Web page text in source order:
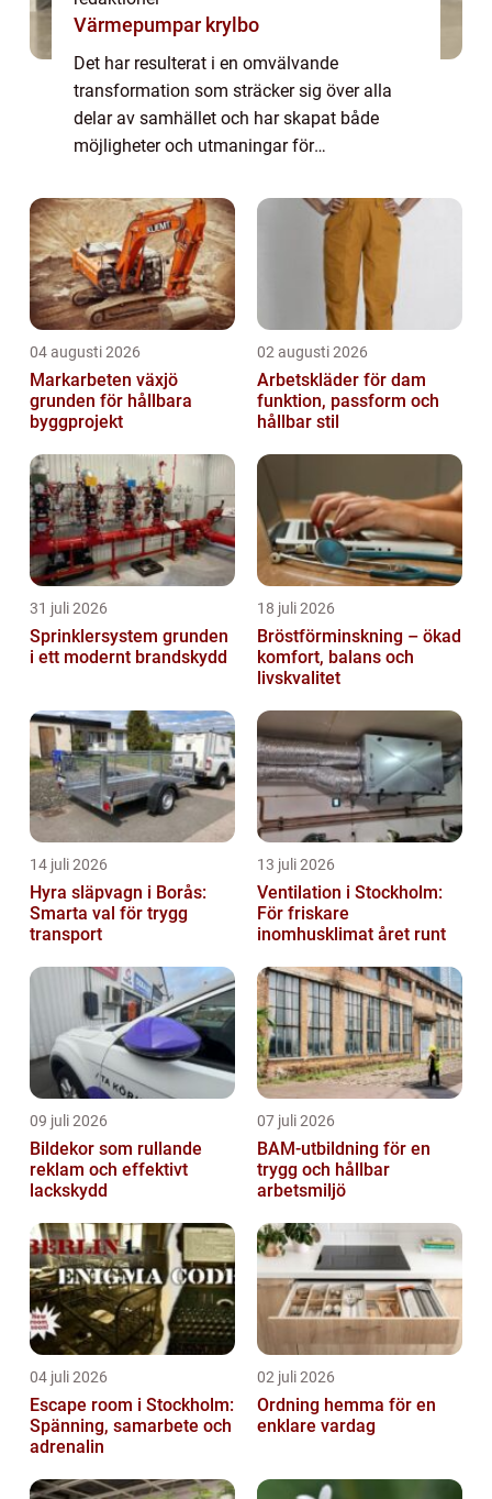
Värmepumpar krylbo
Det har resulterat i en omvälvande
transformation som sträcker sig över alla
delar av samhället och har skapat både
möjligheter och utmaningar för
definieras som processen att omvandla
analoga processer ...
04 augusti 2026
Markarbeten växjö
grunden för hållbara
byggprojekt
02 augusti 2026
Arbetskläder för dam
funktion, passform och
hållbar stil
31 juli 2026
Sprinklersystem grunden
i ett modernt brandskydd
18 juli 2026
Bröstförminskning – ökad
komfort, balans och
livskvalitet
14 juli 2026
Hyra släpvagn i Borås:
Smarta val för trygg
transport
13 juli 2026
Ventilation i Stockholm:
För friskare
inomhusklimat året runt
09 juli 2026
Bildekor som rullande
reklam och effektivt
lackskydd
07 juli 2026
BAM-utbildning för en
trygg och hållbar
arbetsmiljö
04 juli 2026
Escape room i Stockholm:
Spänning, samarbete och
adrenalin
02 juli 2026
Ordning hemma för en
enklare vardag